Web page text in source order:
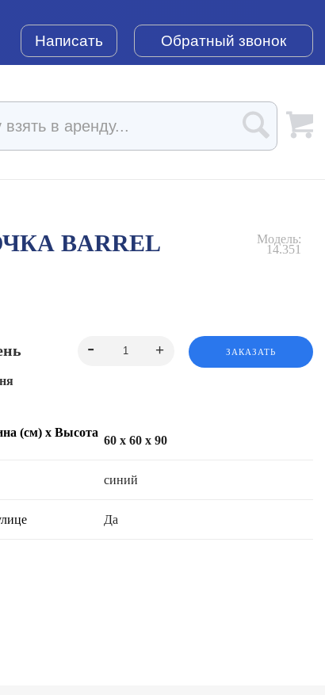
Написать Обратный звонок
Модель:
14.351
BARREL
ЗАКАЗАТЬ
(см) х Высота
60 x 60 x 90
синий
Да